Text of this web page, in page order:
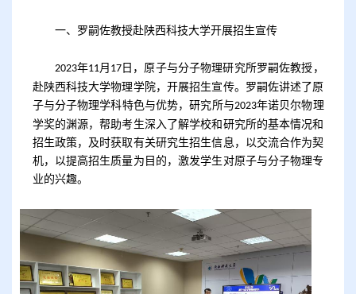
一、 罗嗣佐教授赴陕西科技大学开展招生宣传
2023年11月 17 日，原子与分子物理研究所罗嗣佐教授，
赴陕西科技大学物理学院，开展招生宣传。罗嗣佐讲述了原
子与分子物理学科特色与优势，研究所与2023年诺贝尔物理
学奖的渊源，帮助考生深入了解学校和研究所的基本情况和
招生政策，及时获取有关研究生招生信息，以交流合作为契
机，以提高招生质量为目的，激发学生对原子与分子物理专
业的兴趣。